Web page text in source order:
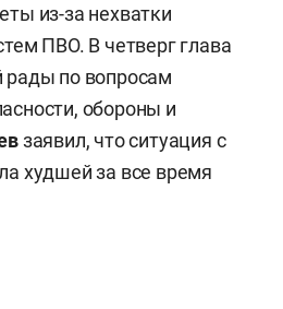
из-за нехватки
ПВО. В четверг глава
рады по вопросам
обороны и
заявил, что ситуация с
худшей за все время